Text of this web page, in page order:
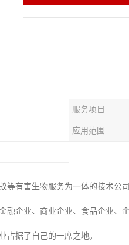
服务项目
应用范围
等有害生物服务为一体的技术公司
企业、商业企业、食品企业、
占据了自己的一席之地。